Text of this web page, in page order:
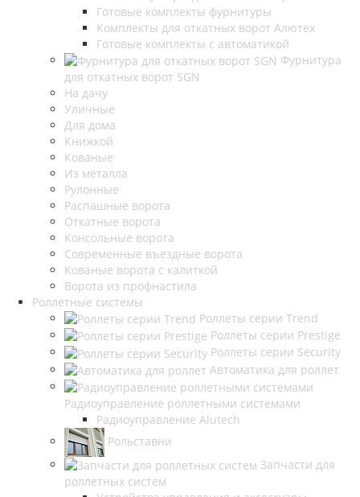
Готовые комплекты фурнитуры
Комплекты для откатных ворот Алютех
Готовые комплекты с автоматикой
Фурнитура
для откатных ворот SGN
На дачу
Уличные
Для дома
Книжкой
Кованые
Из металла
Рулонные
Распашные ворота
Откатные ворота
Консольные ворота
Современные въездные ворота
Кованые ворота с калиткой
Ворота из профнастила
Роллетные системы
Роллеты серии Trend
Роллеты серии Prestige
Роллеты серии Security
Автоматика для роллет
Радиоуправление роллетными системами
Радиоуправление Alutech
Рольставни
Запчасти для
роллетных систем